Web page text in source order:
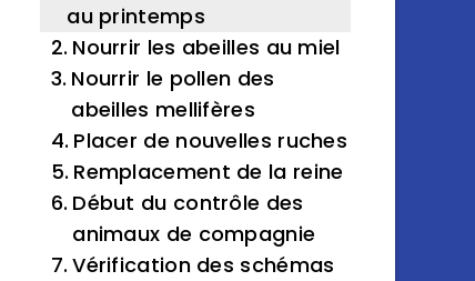
au printemps
Nourrir les abeilles au miel
Nourrir le pollen des
abeilles mellifères
Placer de nouvelles ruches
Remplacement de la reine
Début du contrôle des
animaux de compagnie
Vérification des schémas